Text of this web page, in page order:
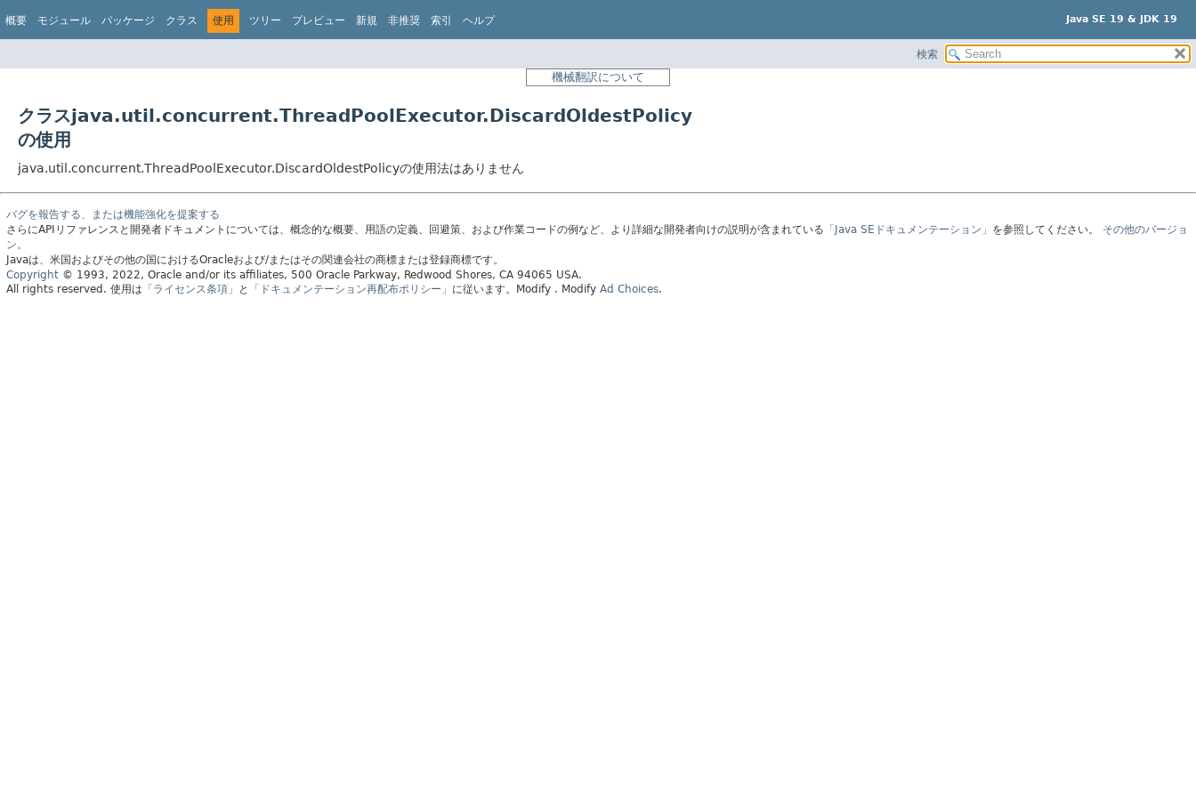
Java SE 19 & JDK 19
概要 モジュール パッケージ クラス 使用 ツリー プレビュー 新規 非推奨 索引 ヘルプ
検索
機械翻訳について
クラスjava.util.concurrent.ThreadPoolExecutor.DiscardOldestPolicy
の使用
java.util.concurrent.ThreadPoolExecutor.DiscardOldestPolicyの使用法はありません
バグを報告する、または機能強化を提案する
さらにAPIリファレンスと開発者ドキュメントについては、概念的な概要、用語の定義、回避策、および作業コードの例など、より詳細な開発者向けの説明が含まれている 「Java SEドキュメンテーション」 を参照してください。
その他のバージョ
ン。
Javaは、米国およびその他の国におけるOracleおよび/またはその関連会社の商標または登録商標です。
Copyright © 1993, 2022, Oracle and/or its affiliates, 500 Oracle Parkway, Redwood Shores, CA 94065 USA.
All rights reserved. 使用は 「ライセンス条項」 と 「ドキュメンテーション再配布ポリシー」 に従います。 Modify . Modify Ad Choices.